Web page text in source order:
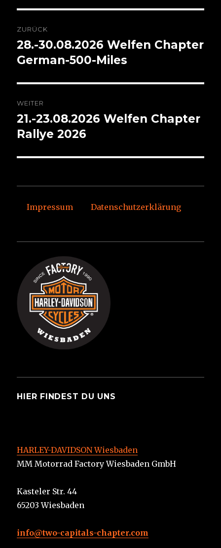
ZURÜCK
Vorheriger
Beitrag:
28.-30.08.2026 Welfen Chapter
German-500-Miles
WEITER
Nächster
Beitrag:
21.-23.08.2026 Welfen Chapter
Rallye 2026
Impressum Datenschutzerklärung
HIER FINDEST DU UNS
HARLEY-DAVIDSON Wiesbaden
MM Motorrad Factory Wiesbaden GmbH
Kasteler Str. 44
65203 Wiesbaden
info@two-capitals-chapter.com